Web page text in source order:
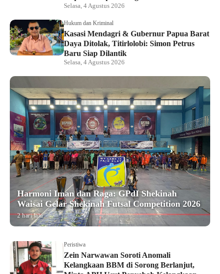
Selasa, 4 Agustus 2026
Hukum dan Kriminal
Kasasi Mendagri & Gubernur Papua Barat
Daya Ditolak, Titirlolobi: Simon Petrus
Baru Siap Dilantik
Selasa, 4 Agustus 2026
Harmoni Iman dan Raga: GPdI Shekinah
Waisai Gelar Shekinah Futsal Competition 2026
2 hari lalu
Peristiwa
Zein Narwawan Soroti Anomali
Kelangkaan BBM di Sorong Berlanjut,